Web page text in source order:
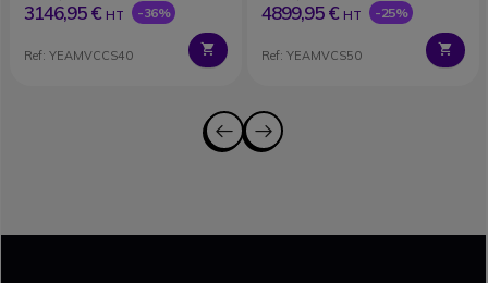
3146,95 € HT -36%
Ref: YEAMVCCS40
4899,95 € HT -25%
Ref: YEAMVCS50